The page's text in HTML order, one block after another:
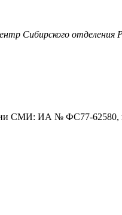
Сибирского отделения
СМИ: ИА № ФС77-62580,